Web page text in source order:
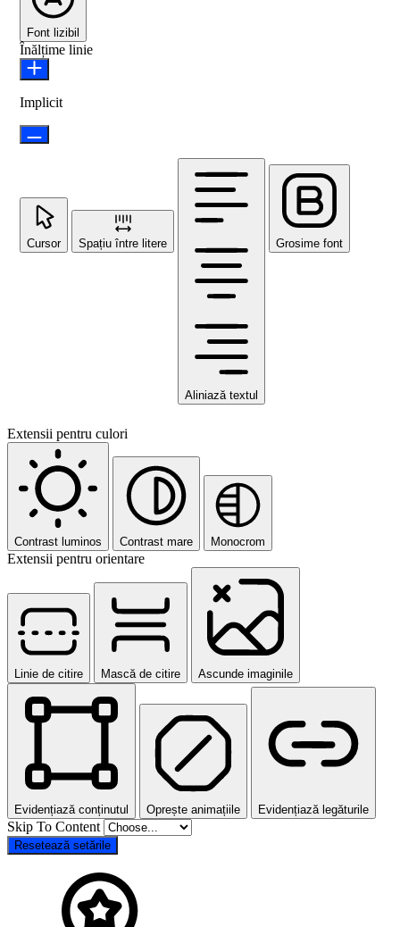
Font lizibil
Înălțime linie
Implicit
Cursor Spațiu între litere
Aliniază textul
Grosime font
Extensii pentru culori
Contrast luminos Contrast mare Monocrom
Extensii pentru orientare
Linie de citire Mască de citire Ascunde imaginile
Evidențiază conținutul Oprește animațiile Evidențiază legăturile
Skip To Content
Resetează setările